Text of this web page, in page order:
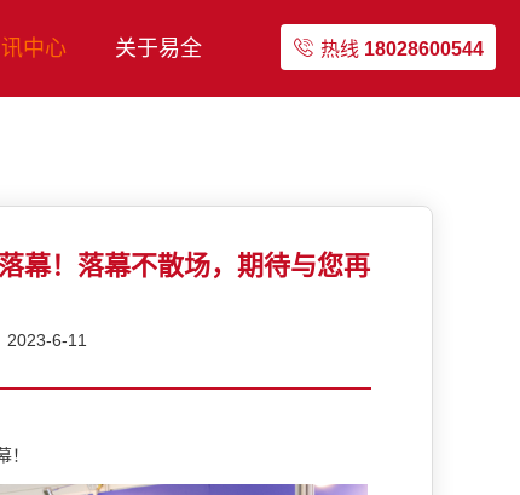
热线 18028600544
中心 关于易全
幕！落幕不散场，期待与您再
2023-6-11